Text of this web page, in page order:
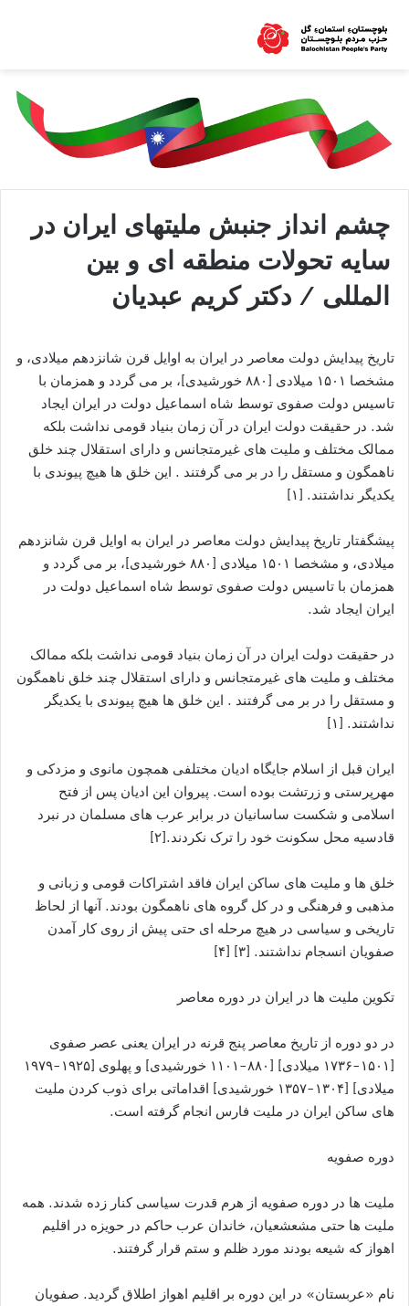
چشم انداز جنبش ملیتهاى ایران در
سایه تحولات منطقه ای و بین
المللی / دکتر کریم عبدیان
تاریخ پیدایش دولت معاصر در ایران به اوایل قرن شانزدهم میلادی، و
مشخصا ۱۵۰۱ میلادی [۸۸۰ خورشیدی]، بر می گردد و همزمان با
تاسیس دولت صفوی توسط شاه اسماعیل دولت در ایران ایجاد
شد. در حقیقت دولت ایران در آن زمان بنیاد قومی نداشت بلکه
ممالک مختلف و ملیت های غیرمتجانس و دارای استقلال چند خلق
ناهمگون و مستقل را در بر می گرفتند . این خلق ها هیچ پیوندی با
یکدیگر نداشتند. [۱]
پیشگفتار تاریخ پیدایش دولت معاصر در ایران به اوایل قرن شانزدهم
میلادی، و مشخصا ۱۵۰۱ میلادی [۸۸۰ خورشیدی]، بر می گردد و
همزمان با تاسیس دولت صفوی توسط شاه اسماعیل دولت در
ایران ایجاد شد.
در حقیقت دولت ایران در آن زمان بنیاد قومی نداشت بلکه ممالک
مختلف و ملیت های غیرمتجانس و دارای استقلال چند خلق ناهمگون
و مستقل را در بر می گرفتند . این خلق ها هیچ پیوندی با یکدیگر
نداشتند. [۱]
ایران قبل از اسلام جایگاه ادیان مختلفی همچون مانوی و مزدکی و
مهرپرستی و زرتشت بوده است. پیروان این ادیان پس از فتح
اسلامی و شکست ساسانیان در برابر عرب های مسلمان در نبرد
قادسیه محل سکونت خود را ترک نکردند.[۲]
خلق ها و ملیت های ساکن ایران فاقد اشتراکات قومی و زبانی و
مذهبی و فرهنگی و در کل گروه های ناهمگون بودند. آنها از لحاظ
تاریخی و سیاسی در هیچ مرحله ای حتی پیش از روی کار آمدن
صفویان انسجام نداشتند. [۳] [۴]
تکوین ملیت ها در ایران در دوره معاصر
در دو دوره از تاریخ معاصر پنج قرنه در ایران یعنی عصر صفوی
[۱۵۰۱-۱۷۳۶ میلادی] [۸۸۰-۱۱۰۱ خورشیدی] و پهلوی [۱۹۲۵-۱۹۷۹
میلادی] [۱۳۰۴-۱۳۵۷ خورشیدی] اقداماتی برای ذوب کردن ملیت
های ساکن ایران در ملیت فارس انجام گرفته است.
دوره صفویه
ملیت ها در دوره صفویه از هرم قدرت سیاسی کنار زده شدند. همه
ملیت ها حتی مشعشعیان، خاندان عرب حاکم در حویزه در اقلیم
اهواز که شیعه بودند مورد ظلم و ستم قرار گرفتند.
نام «عربستان» در این دوره بر اقلیم اهواز اطلاق گردید. صفویان